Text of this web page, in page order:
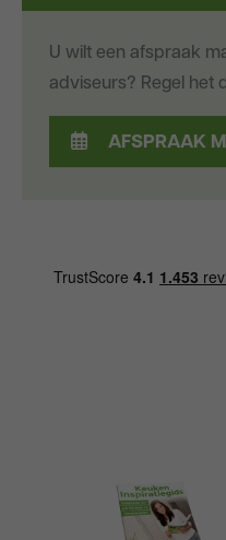
U wilt een afspraak
adviseurs? Regel het
AFSPRAAK